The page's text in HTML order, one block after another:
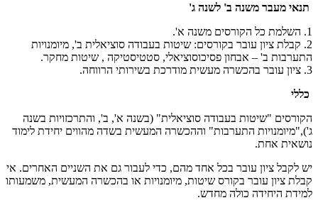
תנאי מעבר משנה ב' לשנה ג'
1. השלמת כל הקורסים משנה א'.
2. קבלת ציון עובר בקורסים: שיטות בעבודה סוציאלית ב', מיומנויות
התערבות ב' – אבחון פסיכוסוציאלי, סטטיסטיקה , שיטות מחקר.
3. ציון עובר בהכשרה מעשית מודרכת בשירותי הרווחה.
כללי
הקורסים "שיטות בעבודה סוציאלית" (בשנה א', ב', והתרכזויות בשנה
ג'),"מיומנויות התערבות" וההכשרה המעשית בשדה מהווים יחידת לימוד
נושאית אחת.
יש לקבל ציון עובר בכל אחד מהם, כדי לעבור גם את השניים האחרים. אי
קבלת ציון עובר בקורס שיטות, מיומנויות או בהכשרה המעשית, משמעותו
למידת היחידה כולה מחדש.